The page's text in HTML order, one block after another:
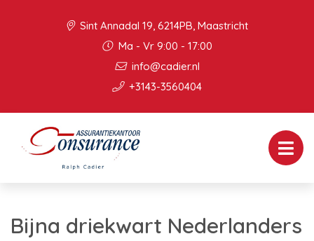
Sint Annadal 19, 6214PB, Maastricht
Ma - Vr 9:00 - 17:00
info@cadier.nl
+3143-3560404
Bijna driekwart Nederlanders